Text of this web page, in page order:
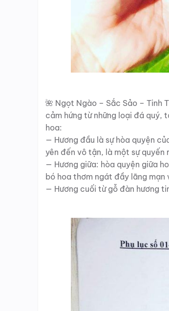
🌺 Ngọt Ngào – Sắc Sảo – Tinh
cảm hứng từ những loại đá quý,
hoa:
— Hương đầu là sự hòa quyện
yên đến vô tận, là một sự
— Hương giữa: hòa quyện giữa
bó hoa thơm ngát đầy lãng mạn
— Hương cuối từ gỗ đàn hương